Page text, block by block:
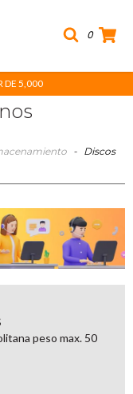
0
DE 5,000
- Discos
peso max. 50